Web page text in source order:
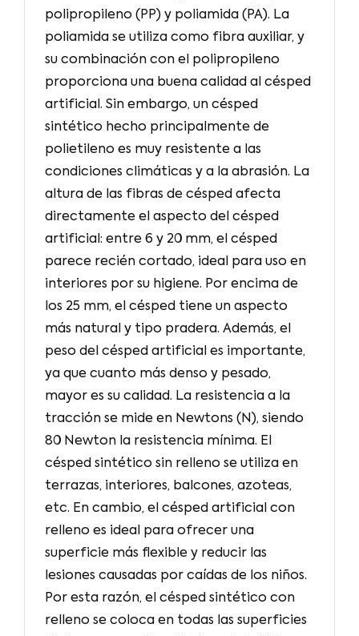
polipropileno (PP) y poliamida (PA). La
poliamida se utiliza como fibra auxiliar, y
su combinación con el polipropileno
proporciona una buena calidad al césped
artificial. Sin embargo, un césped
sintético hecho principalmente de
polietileno es muy resistente a las
condiciones climáticas y a la abrasión. La
altura de las fibras de césped afecta
directamente el aspecto del césped
artificial: entre 6 y 20 mm, el césped
parece recién cortado, ideal para uso en
interiores por su higiene. Por encima de
los 25 mm, el césped tiene un aspecto
más natural y tipo pradera. Además, el
peso del césped artificial es importante,
ya que cuanto más denso y pesado,
mayor es su calidad. La resistencia a la
tracción se mide en Newtons (N), siendo
80 Newton la resistencia mínima. El
césped sintético sin relleno se utiliza en
terrazas, interiores, balcones, azoteas,
etc. En cambio, el césped artificial con
relleno es ideal para ofrecer una
superficie más flexible y reducir las
lesiones causadas por caídas de los niños.
Por esta razón, el césped sintético con
relleno se coloca en todas las superficies